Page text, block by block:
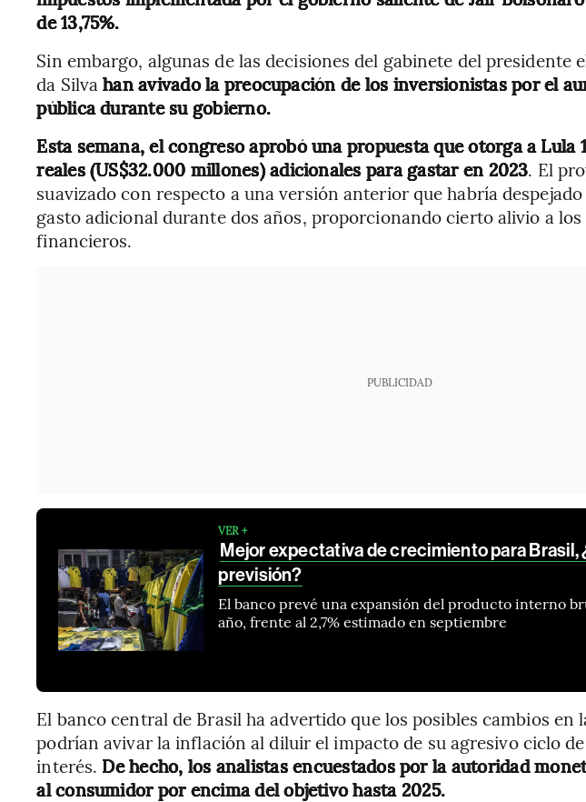
de 13,75%.
Sin embargo, algunas de las decisiones del gabinete del presidente
da Silvahan avivado la preocupación de los inversionistas por el
pública durante su gobierno.
Esta semana, el congreso aprobó una propuesta que otorga a Lula
reales (US$32.000 millones) adicionales para gastar en 2023. El
suavizado con respecto a una versión anterior que habría
gasto adicional durante dos años, proporcionando cierto alivio a los
financieros.
PUBLICIDAD
VER +
Mejor expectativa de crecimiento para Brasil,
previsión?
El banco prevé una expansión del producto interno
año, frente al 2,7% estimado en septiembre
El banco central de Brasil ha advertido que los posibles cambios en
podrían avivar la inflación al diluir el impacto de su agresivo ciclo de
interés. De hecho, los analistas encuestados por la autoridad
al consumidor por encima del objetivo hasta 2025.